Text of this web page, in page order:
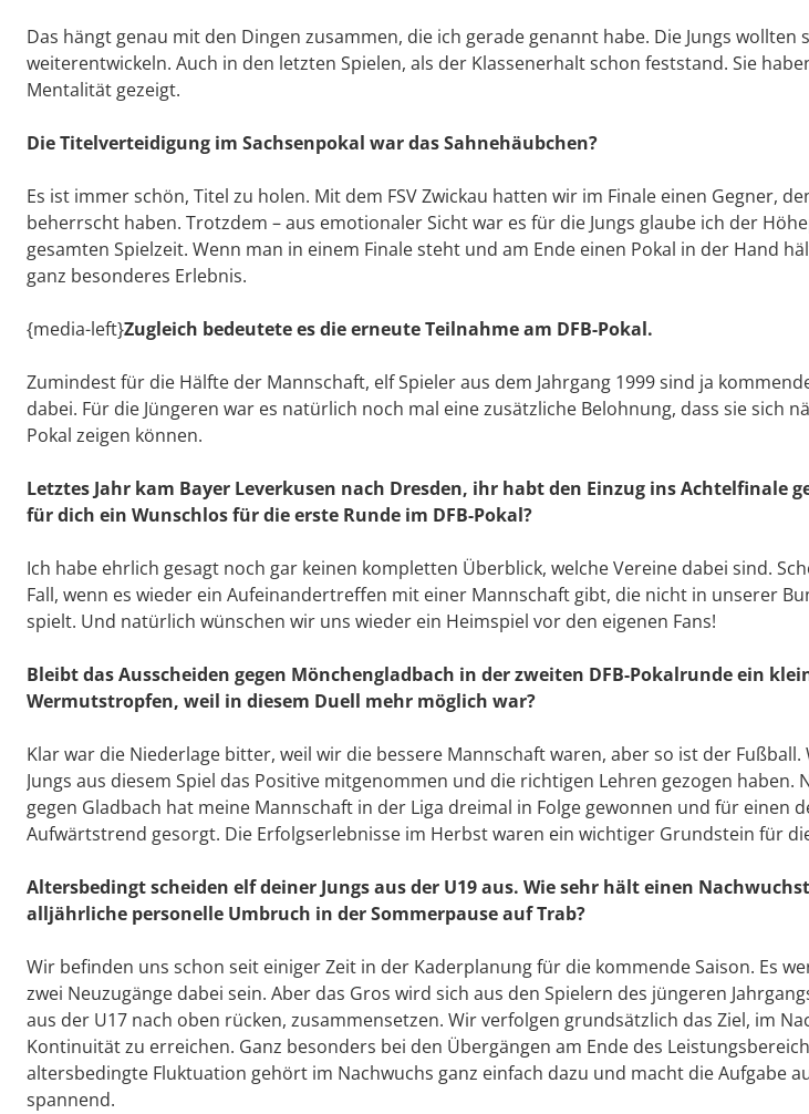
Das hängt genau mit den Dingen zusammen, die ich gerade genannt habe. Die Jungs wollten
weiterentwickeln. Auch in den letzten Spielen, als der Klassenerhalt schon feststand. Sie
Mentalität gezeigt.
Die Titelverteidigung im Sachsenpokal war das Sahnehäubchen?
Es ist immer schön, Titel zu holen. Mit dem FSV Zwickau hatten wir im Finale einen Gegner,
beherrscht haben. Trotzdem – aus emotionaler Sicht war es für die Jungs glaube ich der
gesamten Spielzeit. Wenn man in einem Finale steht und am Ende einen Pokal in der Hand
ganz besonderes Erlebnis.
{media-left}Zugleich bedeutete es die erneute Teilnahme am DFB-Pokal.
Zumindest für die Hälfte der Mannschaft, elf Spieler aus dem Jahrgang 1999 sind ja
dabei. Für die Jüngeren war es natürlich noch mal eine zusätzliche Belohnung, dass sie sich
Pokal zeigen können.
Letztes Jahr kam Bayer Leverkusen nach Dresden, ihr habt den Einzug ins Achtelfinale
für dich ein Wunschlos für die erste Runde im DFB-Pokal?
Ich habe ehrlich gesagt noch gar keinen kompletten Überblick, welche Vereine dabei sind.
Fall, wenn es wieder ein Aufeinandertreffen mit einer Mannschaft gibt, die nicht in unserer
spielt. Und natürlich wünschen wir uns wieder ein Heimspiel vor den eigenen Fans!
Bleibt das Ausscheiden gegen Mönchengladbach in der zweiten DFB-Pokalrunde ein
Wermutstropfen, weil in diesem Duell mehr möglich war?
Klar war die Niederlage bitter, weil wir die bessere Mannschaft waren, aber so ist der Fußball.
Jungs aus diesem Spiel das Positive mitgenommen und die richtigen Lehren gezogen haben.
gegen Gladbach hat meine Mannschaft in der Liga dreimal in Folge gewonnen und für einen
Aufwärtstrend gesorgt. Die Erfolgserlebnisse im Herbst waren ein wichtiger Grundstein für
Altersbedingt scheiden elf deiner Jungs aus der U19 aus. Wie sehr hält einen
alljährliche personelle Umbruch in der Sommerpause auf Trab?
Wir befinden uns schon seit einiger Zeit in der Kaderplanung für die kommende Saison. Es
zwei Neuzugänge dabei sein. Aber das Gros wird sich aus den Spielern des jüngeren
aus der U17 nach oben rücken, zusammensetzen. Wir verfolgen grundsätzlich das Ziel, im
Kontinuität zu erreichen. Ganz besonders bei den Übergängen am Ende des
altersbedingte Fluktuation gehört im Nachwuchs ganz einfach dazu und macht die Aufgabe
spannend.